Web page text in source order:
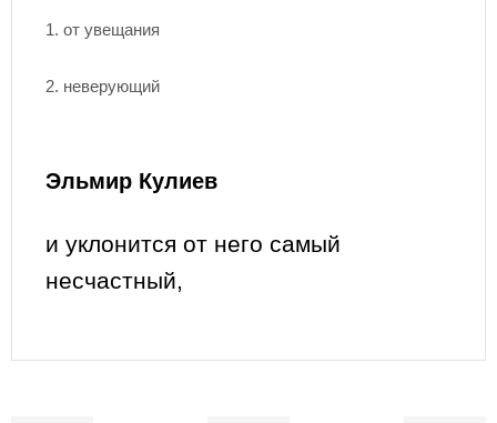
1. от увещания
2. неверующий
Эльмир Кулиев
и уклонится от него самый
несчастный,